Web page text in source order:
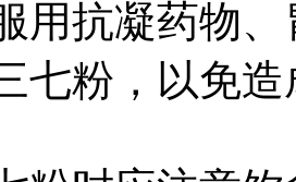
用抗凝药物
七粉，以免